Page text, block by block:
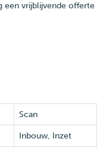
een vrijblijvende offerte
Scan
Inbouw, Inzet